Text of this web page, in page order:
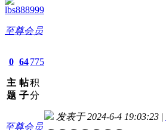
lbs888999
至尊会员
0
主
题
64
帖
子
775
积
分
至尊会员
发表于 2024-6-4 19:03:23 |